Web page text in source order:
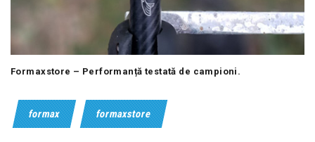
Formaxstore – Performanță testată de campioni.
formax formaxstore